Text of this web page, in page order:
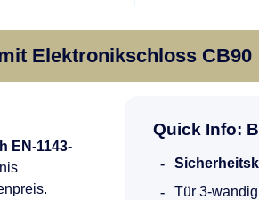
Elektronikschloss CB90
EN-1143-
Quick Info:
Tür 3-